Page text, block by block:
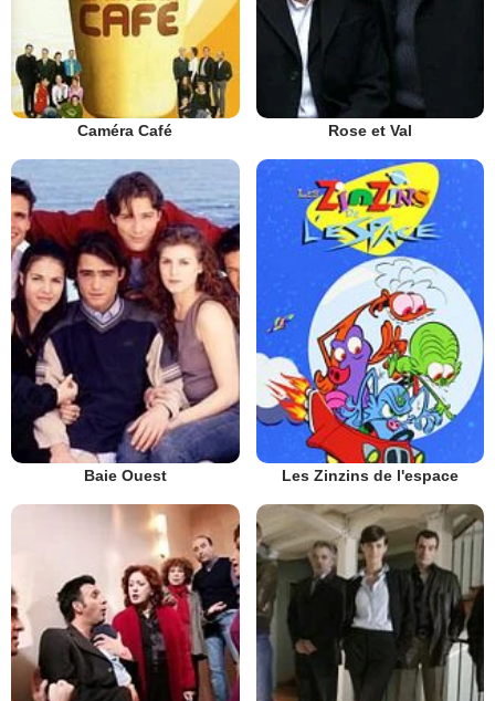
Caméra Café Rose et Val
Baie Ouest Les Zinzins de l'espace